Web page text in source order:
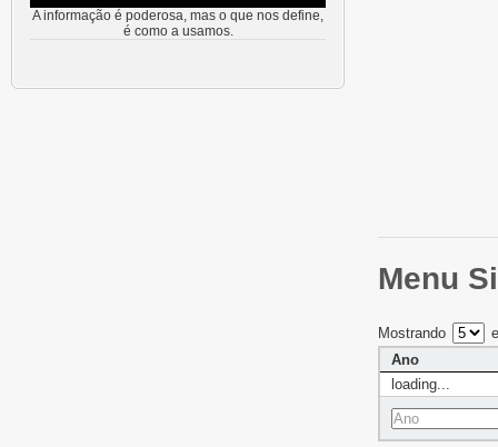
Menu
Mostrando
Ano
loading...
A informação é poderosa, mas o que nos define,
é como a usamos.